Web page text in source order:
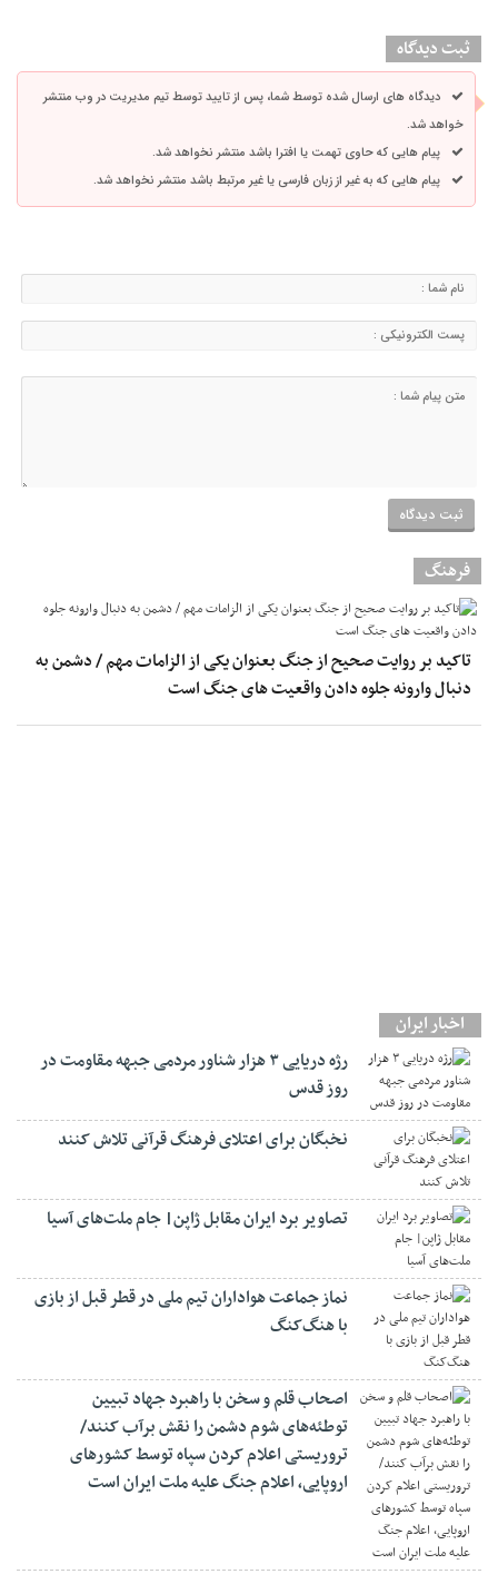
ثبت دیدگاه
دیدگاه های ارسال شده توسط شما، پس از تایید توسط تیم مدیریت در وب منتشر
خواهد شد.
پیام هایی که حاوی تهمت یا افترا باشد منتشر نخواهد شد.
پیام هایی که به غیر از زبان فارسی یا غیر مرتبط باشد منتشر نخواهد شد.
فرهنگ
تاکید بر روایت صحیح از جنگ بعنوان یکی از الزامات مهم / دشمن به
دنبال وارونه جلوه دادن واقعیت های جنگ است
اخبار ایران
رژه دریایی ۳ هزار شناور مردمی جبهه مقاومت در
روز قدس
نخبگان برای اعتلای فرهنگ قرآنی تلاش کنند
تصاویر برد ایران مقابل ژاپن| جام ملت‌های آسیا
نماز جماعت هواداران تیم ملی در قطر قبل از بازی
با هنگ‌کنگ
اصحاب قلم و سخن با راهبرد جهاد تبیین
توطئه‌های شوم دشمن را نقش برآب کنند/
تروریستی اعلام کردن سپاه توسط کشورهای
اروپایی، اعلام جنگ علیه ملت ایران است